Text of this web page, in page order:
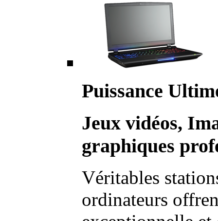
Puissance
Jeux vidéos,
graphiques
Véritables
ordinateurs